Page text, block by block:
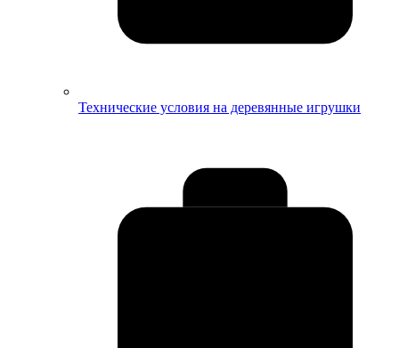
Технические условия на деревянные игрушки